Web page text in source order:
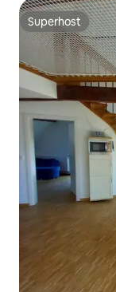
Superhost
Superhost